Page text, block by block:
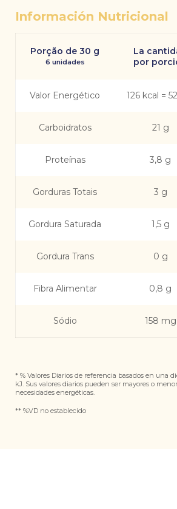
Información Nutricional
Porção de 30 g
6 unidades
La
por
Valor Energético 126 kcal =
Carboidratos 21 g
Proteínas 3,8 g
Gorduras Totais 3 g
Gordura Saturada 1,5 g
Gordura Trans 0 g
Fibra Alimentar 0,8 g
Sódio 158 mg
* % Valores Diarios de referencia basados ​​en una
kJ. Sus valores diarios pueden ser mayores o
necesidades energéticas.
** %VD no establecido